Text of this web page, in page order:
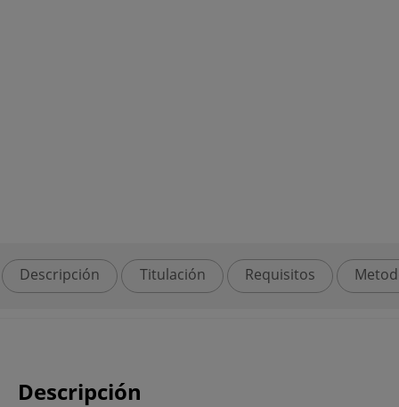
Descripción Titulación Requisitos
Descripción